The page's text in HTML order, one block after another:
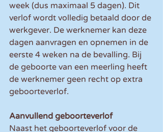
week (dus maximaal 5 dagen). Dit
verlof wordt volledig betaald door de
werkgever. De werknemer kan deze
dagen aanvragen en opnemen in de
eerste 4 weken na de bevalling. Bij
de geboorte van een meerling heeft
de werknemer geen recht op extra
geboorteverlof.
Aanvullend geboorteverlof
Naast het geboorteverlof voor de